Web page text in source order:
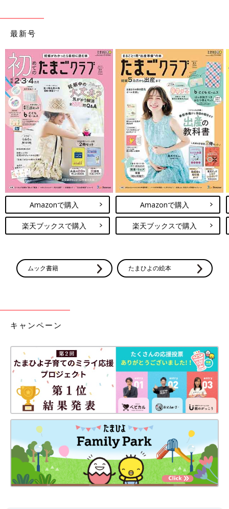
過ごせるといいですね。
（文・清川優美）
■文中のコメントは『ウィメンズパーク』の投稿を再編集したも
のです。
最新号
Amazonで購入
楽天ブックスで購入
Amazonで購入
楽天ブックスで購入
ムック書籍 たまひよの絵本
キャンペーン